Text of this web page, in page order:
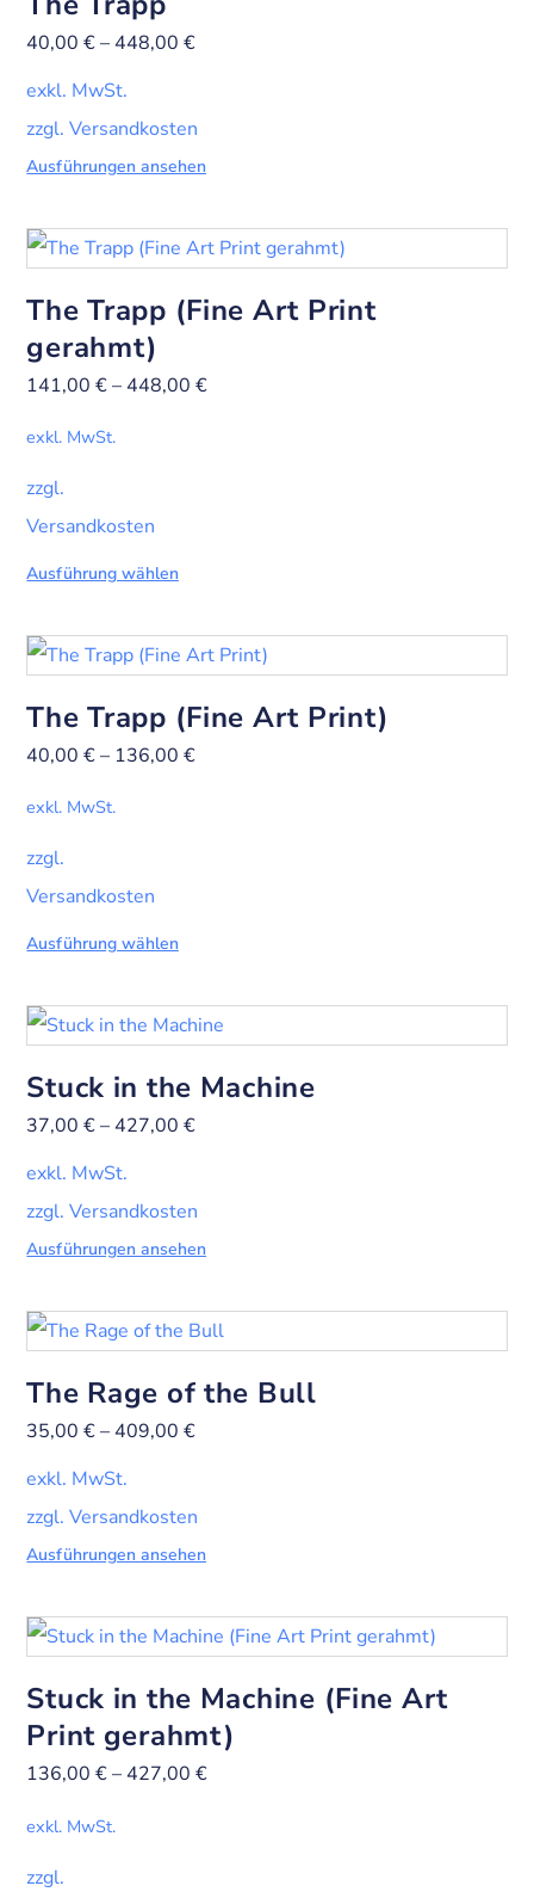
40,00€– 448,00€
exkl. MwSt.
zzgl. Versandkosten
Ausführungen ansehen
The Trapp (Fine Art Print
gerahmt)
141,00€– 448,00€
exkl. MwSt.
zzgl.
Versandkosten
Ausführung wählen
The Trapp (Fine Art Print)
40,00€– 136,00€
exkl. MwSt.
zzgl.
Versandkosten
Ausführung wählen
Stuck in the Machine
37,00€– 427,00€
exkl. MwSt.
zzgl. Versandkosten
Ausführungen ansehen
The Rage of the Bull
35,00€– 409,00€
exkl. MwSt.
zzgl. Versandkosten
Ausführungen ansehen
Stuck in the Machine (Fine Art
Print gerahmt)
136,00€– 427,00€
exkl. MwSt.
zzgl.